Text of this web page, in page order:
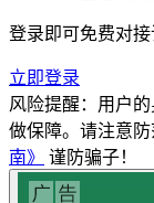
登录即可免费对
立即登录
风险提醒：用户
做保障。请注意
南》
谨防骗子！